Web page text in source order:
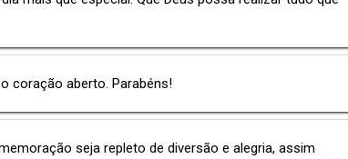
coração aberto. Parabéns!
seja repleto de diversão e alegria, assim